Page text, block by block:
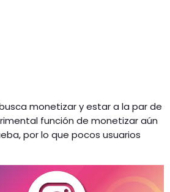
monetizar y estar a la par de
función de monetizar aún
por lo que pocos usuarios